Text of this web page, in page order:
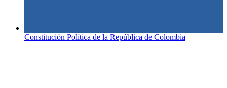
Constitución Política de la República de Colombia